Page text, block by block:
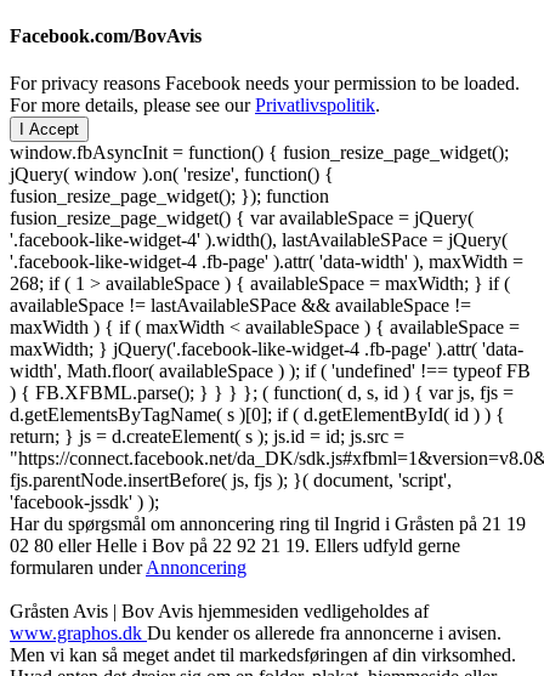
Facebook.com/BovAvis
For privacy reasons Facebook needs your permission to be loaded.
For more details, please see ourPrivatlivspolitik.
I Accept
window.fbAsyncInit = function() { fusion_resize_page_widget();
jQuery( window ).on( 'resize', function() {
fusion_resize_page_widget(); }); function
fusion_resize_page_widget() { var availableSpace = jQuery(
'.facebook-like-widget-4' ).width(), lastAvailableSPace = jQuery(
'.facebook-like-widget-4 .fb-page' ).attr( 'data-width' ), maxWidth =
268; if ( 1 > availableSpace ) { availableSpace = maxWidth; } if (
availableSpace != lastAvailableSPace && availableSpace !=
maxWidth ) { if ( maxWidth < availableSpace ) { availableSpace =
maxWidth; } jQuery('.facebook-like-widget-4 .fb-page' ).attr( 'data-
width', Math.floor( availableSpace ) ); if ( 'undefined' !== typeof FB
) { FB.XFBML.parse(); } } } }; ( function( d, s, id ) { var js, fjs =
d.getElementsByTagName( s )[0]; if ( d.getElementById( id ) ) {
return; } js = d.createElement( s ); js.id = id; js.src =
"https://connect.facebook.net/da_DK/
fjs.parentNode.insertBefore( js, fjs ); }( document, 'script',
'facebook-jssdk' ) );
Har du spørgsmål om annoncering ring til Ingrid i Gråsten på 21 19
02 80 ‬eller Helle i Bov på 22 92 21 19‬. Ellers udfyld gerne
formularen underAnnoncering
Gråsten Avis | Bov Avis hjemmesiden vedligeholdes af
www.graphos.dk Du kender os allerede fra annoncerne i avisen.
Men vi kan så meget andet til markedsføringen af din virksomhed.